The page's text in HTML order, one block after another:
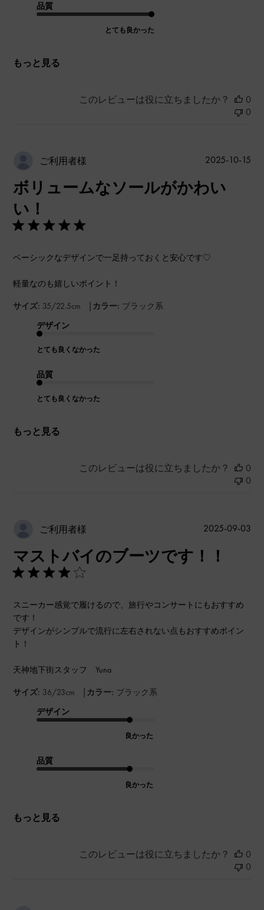
品質
とても良かった
もっと見る
このレビューは役に立ちましたか？
0
0
ご利用者様
ボリュームなソールがかわい
い！
ベーシックなデザインで一足持っておくと安心です♡
軽量なのも嬉しいポイント！
サイズ: 35/22.5cm | カラー: ブラック系
デザイン
とても良くなかった
品質
とても良くなかった
もっと見る
公
2025-10-15
このレビューは役に立ちましたか？
0
0
ご利用者様
マストバイのブーツです！！
スニーカー感覚で履けるので、旅行やコンサートにもおすすめ
です！
デザインがシンプルで流行に左右されない点もおすすめポイン
ト！
天神地下街スタッフ Yuna
サイズ: 36/23cm | カラー: ブラック系
デザイン
良かった
品質
良かった
もっと見る
公
2025-09-03
このレビューは役に立ちましたか？
0
0